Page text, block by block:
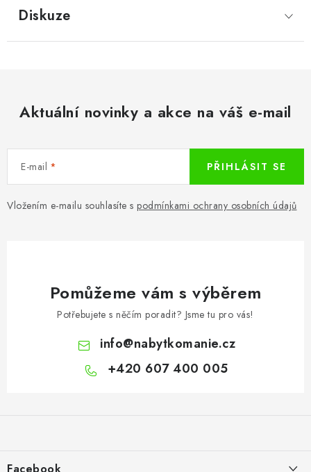
Diskuze
Aktuální novinky a akce na váš e-mail
E-mail
Vložením e-mailu souhlasíte s podmínkami ochrany osobních údajů
PŘIHLÁSIT SE
Pomůžeme vám s výběrem
Potřebujete s něčím poradit? Jsme tu pro vás!
info@nabytkomanie.cz
+420 607 400 005
aFacebook